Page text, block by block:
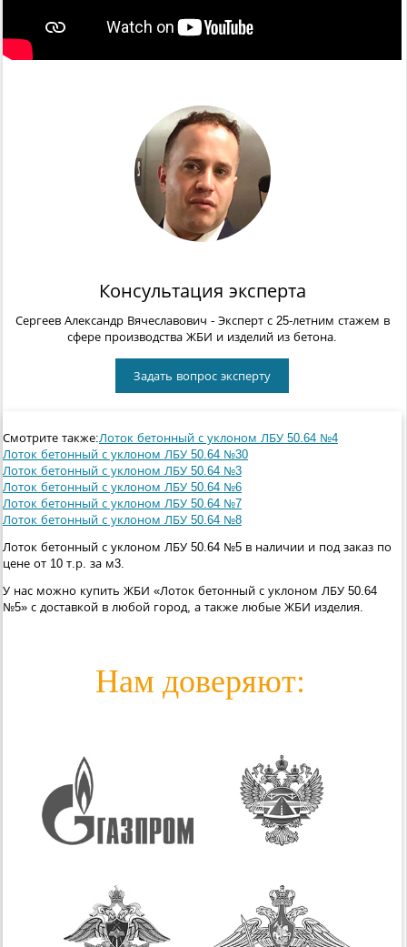
Консультация эксперта
Сергеев Александр Вячеславович - Эксперт с 25-летним стажем в
сфере производства ЖБИ и изделий из бетона.
Задать вопрос эксперту
Смотрите также:Лоток бетонный с уклоном ЛБУ 50.64 №4
Лоток бетонный с уклоном ЛБУ 50.64 №30
Лоток бетонный с уклоном ЛБУ 50.64 №3
Лоток бетонный с уклоном ЛБУ 50.64 №6
Лоток бетонный с уклоном ЛБУ 50.64 №7
Лоток бетонный с уклоном ЛБУ 50.64 №8
Лоток бетонный с уклоном ЛБУ 50.64 №5 в наличии и под заказ по
цене от 10 т.р. за м3.
У нас можно купить ЖБИ «Лоток бетонный с уклоном ЛБУ 50.64
№5» с доставкой в любой город, а также любые ЖБИ изделия.
Нам доверяют: